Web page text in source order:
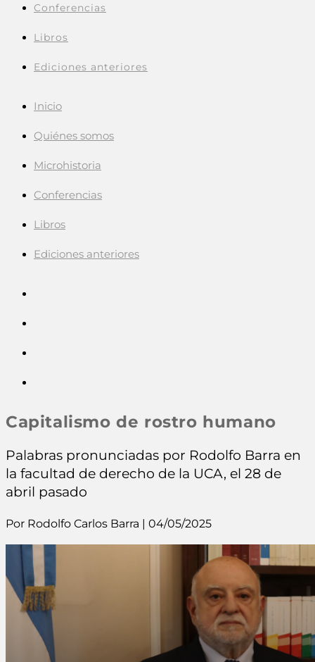
Conferencias
Libros
Ediciones anteriores
Inicio
Quiénes somos
Microhistoria
Conferencias
Libros
Ediciones anteriores
Capitalismo de rostro humano
Palabras pronunciadas por Rodolfo Barra en
la facultad de derecho de la UCA, el 28 de
abril pasado
Por Rodolfo Carlos Barra | 04/05/2025